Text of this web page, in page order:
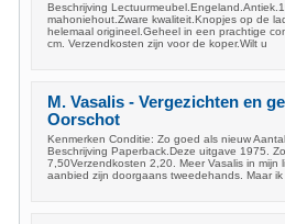
Beschrijving
mahoniehout.Zware kwaliteit.Knopjes op de
helemaal origineel.Geheel in een prachtige
cm. Verzendkosten zijn voor de koper.Wilt u
M. Vasalis - Vergezichten en
Oorschot
Kenmerken Conditie: Zo goed als nieuw
Beschrijving Paperback.Deze uitgave 1975.
7,50Verzendkosten 2,20. Meer Vasalis in mijn
aanbied zijn doorgaans tweedehands. Maar ik